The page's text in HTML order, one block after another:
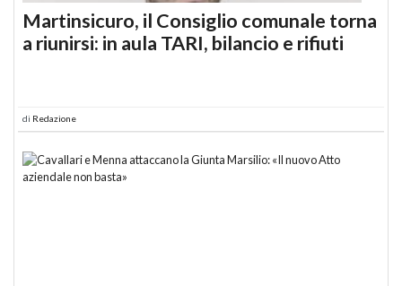
Martinsicuro, il Consiglio comunale torna
a riunirsi: in aula TARI, bilancio e rifiuti
di Redazione